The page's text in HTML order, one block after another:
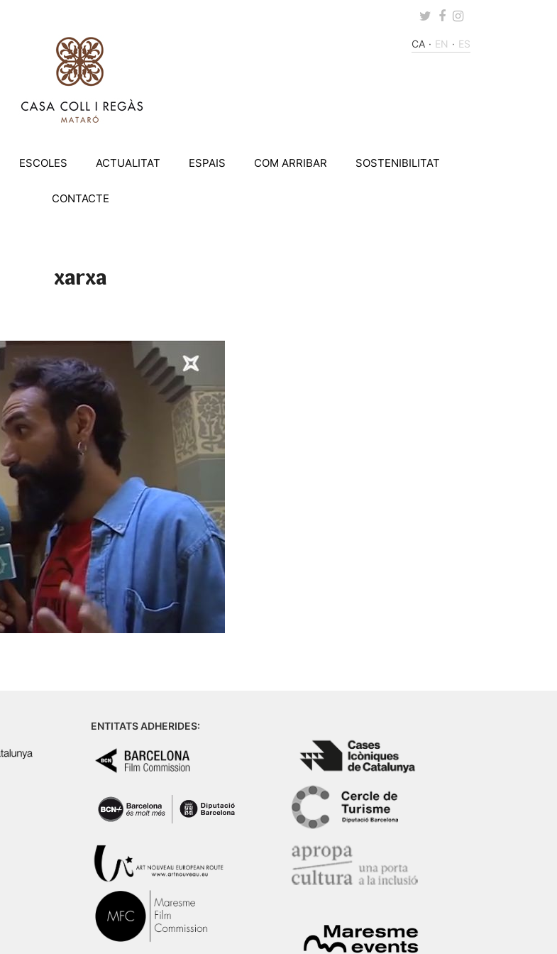
Twitter
Facebook
Instagram
CA EN ES
ESCOLES ACTUALITAT ESPAIS COM ARRIBAR SOSTENIBILITAT
CONTACTE
xarxa
ENTITATS ADHERIDES: